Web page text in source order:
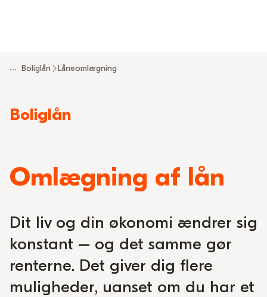
... Boliglån Låneomlægning
Read
Boliglån
Omlægning af lån
Dit liv og din økonomi ændrer sig
konstant – og det samme gør
renterne. Det giver dig flere
muligheder, uanset om du har et